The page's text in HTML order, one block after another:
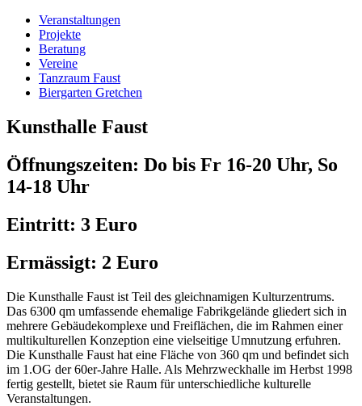
Veranstaltungen
Projekte
Beratung
Vereine
Tanzraum Faust
Biergarten Gretchen
Kunsthalle Faust
Öffnungszeiten: Do bis Fr 16-20 Uhr, So
14-18 Uhr
Eintritt: 3 Euro
Ermässigt: 2 Euro
Die Kunsthalle Faust ist Teil des gleichnamigen Kulturzentrums.
Das 6300 qm umfassende ehemalige Fabrikgelände gliedert sich in
mehrere Gebäudekomplexe und Freiflächen, die im Rahmen einer
multikulturellen Konzeption eine vielseitige Umnutzung erfuhren.
Die Kunsthalle Faust hat eine Fläche von 360 qm und befindet sich
im 1.OG der 60er-Jahre Halle. Als Mehrzweckhalle im Herbst 1998
fertig gestellt, bietet sie Raum für unterschiedliche kulturelle
Veranstaltungen.